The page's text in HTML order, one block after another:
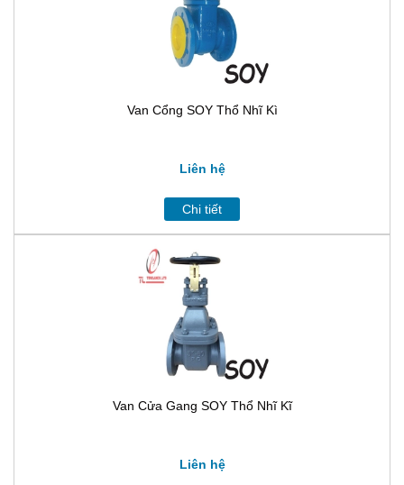
Van Cổng SOY Thổ Nhĩ Kì
Liên hệ
Chi tiết
Van Cửa Gang SOY Thổ Nhĩ Kĩ
Liên hệ